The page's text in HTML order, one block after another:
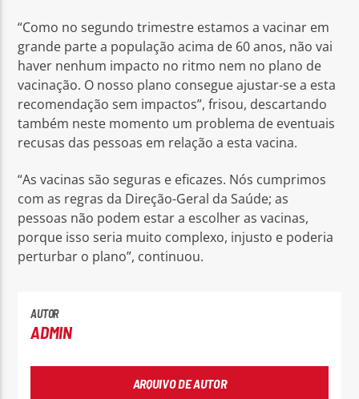
“Como no segundo trimestre estamos a vacinar em
grande parte a população acima de 60 anos, não vai
haver nenhum impacto no ritmo nem no plano de
vacinação. O nosso plano consegue ajustar-se a esta
recomendação sem impactos”, frisou, descartando
também neste momento um problema de eventuais
recusas das pessoas em relação a esta vacina.
“As vacinas são seguras e eficazes. Nós cumprimos
com as regras da Direção-Geral da Saúde; as
pessoas não podem estar a escolher as vacinas,
porque isso seria muito complexo, injusto e poderia
perturbar o plano”, continuou.
AUTOR
ADMIN
ARQUIVO DE AUTOR